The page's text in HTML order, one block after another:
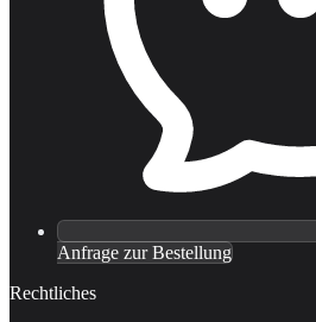
Anfrage zur Bestellung
Rechtliches